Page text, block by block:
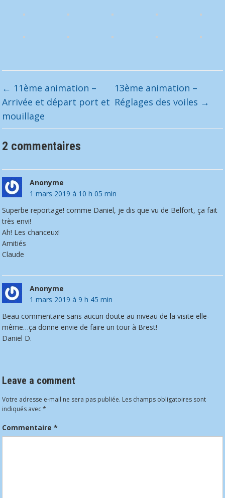
← 11ème animation –
Arrivée et départ port et
mouillage
13ème animation –
Réglages des voiles →
2 commentaires
Anonyme
1 mars 2019 à 10 h 05 min
Superbe reportage! comme Daniel, je dis que vu de Belfort, ça fait
très envi!
Ah! Les chanceux!
Amitiés
Claude
Anonyme
1 mars 2019 à 9 h 45 min
Beau commentaire sans aucun doute au niveau de la visite elle-
même…ça donne envie de faire un tour à Brest!
Daniel D.
Leave a comment
Votre adresse e-mail ne sera pas publiée. Les champs obligatoires sont
indiqués avec*
Commentaire*